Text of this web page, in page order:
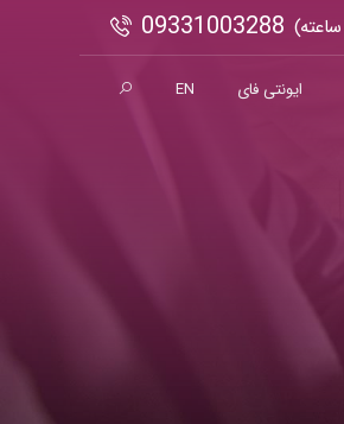
09331003288
ایونتی فای EN